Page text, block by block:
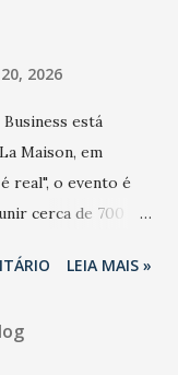
2026
está
Maison, em
real", o evento é
cerca de 700
2022, o NM2B
de marcas
LEIA MAIS »